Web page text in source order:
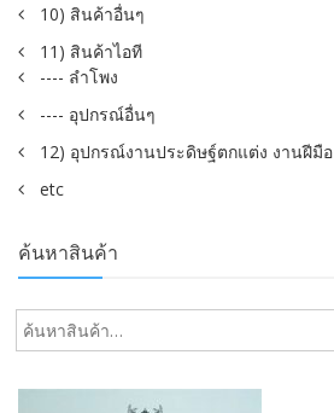
10) สินค้าอื่นๆ
11) สินค้าไอที
---- ลำโพง
---- อุปกรณ์อื่นๆ
12) อุปกรณ์งานประดิษฐ์ตกแต่ง งานฝีมือ
etc
ค้นหาสินค้า
ค้นหา: